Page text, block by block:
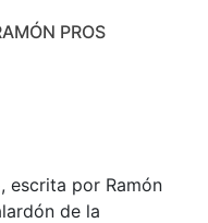
PROS
, escrita por Ramón
de la